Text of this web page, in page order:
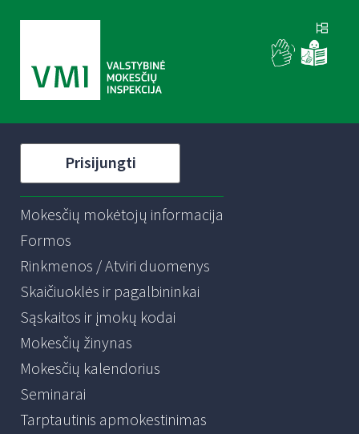
Prisijungti
Mokesčių mokėtojų informacija
Formos
Rinkmenos / Atviri duomenys
Skaičiuoklės ir pagalbininkai
Sąskaitos ir įmokų kodai
Mokesčių žinynas
Mokesčių kalendorius
Seminarai
Tarptautinis apmokestinimas